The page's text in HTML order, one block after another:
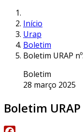
Início
Urap
Boletim
Boletim URAP
Boletim
28 março 2025
Boletim